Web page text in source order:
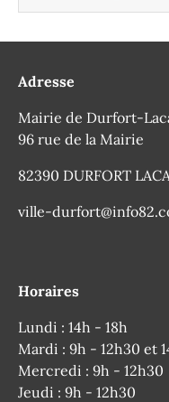
Adresse
Mairie de Durfort-
96 rue de la Mairie
82390 DURFORT
ville-
Horaires
Lundi : 14h - 18h
Mardi : 9h - 12h30 et
Mercredi : 9h - 12h30
Jeudi : 9h - 12h30